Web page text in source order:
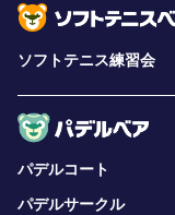
ソフトテニス練習会
パデルコート
パデルサークル